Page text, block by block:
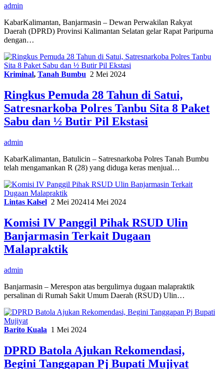
admin
KabarKalimantan, Banjarmasin – Dewan Perwakilan Rakyat
Daerah (DPRD) Provinsi Kalimantan Selatan gelar Rapat Paripurna
dengan…
Kriminal, Tanah Bumbu 2 Mei 2024
Ringkus Pemuda 28 Tahun di Satui,
Satresnarkoba Polres Tanbu Sita 8 Paket
Sabu dan ½ Butir Pil Ekstasi
admin
KabarKalimantan, Batulicin – Satresnarkoba Polres Tanah Bumbu
telah mengamankan R (28) yang diduga keras menjual…
Lintas Kalsel 2 Mei 202414 Mei 2024
Komisi IV Panggil Pihak RSUD Ulin
Banjarmasin Terkait Dugaan
Malapraktik
admin
Banjarmasin – Merespon atas bergulirnya dugaan malapraktik
persalinan di Rumah Sakit Umum Daerah (RSUD) Ulin…
Barito Kuala 1 Mei 2024
DPRD Batola Ajukan Rekomendasi,
Begini Tanggapan Pj Bupati Mujiyat